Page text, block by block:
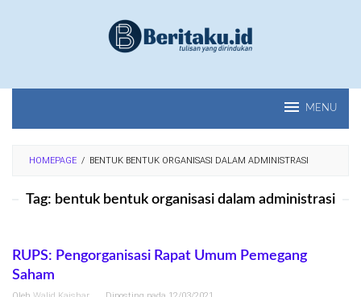
MENU
HOMEPAGE / BENTUK BENTUK ORGANISASI DALAM ADMINISTRASI
Tag: bentuk bentuk organisasi dalam administrasi
RUPS: Pengorganisasi Rapat Umum Pemegang
Saham